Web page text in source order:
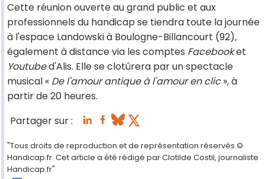
Cette réunion ouverte au grand public et aux
professionnels du handicap se tiendra toute la journée
à l'espace Landowski à Boulogne-Billancourt (92),
également à distance via les comptes Facebooket
Youtubed'Alis. Elle se clotûrera par un spectacle
musical « De l'amour antique à l'amour en clic», à
partir de 20 heures.
Partager sur :
"Tous droits de reproduction et de représentation réservés.©
Handicap.fr. Cet article a été rédigé par Clotilde Costil, journaliste
Handicap.fr"